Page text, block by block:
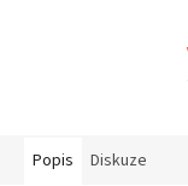
Popis Diskuze